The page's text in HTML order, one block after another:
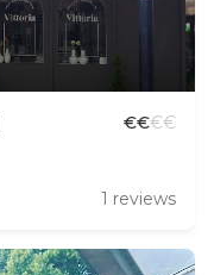
€€€€
1 reviews